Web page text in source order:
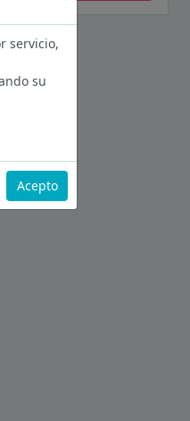
servicio,
su
Acepto